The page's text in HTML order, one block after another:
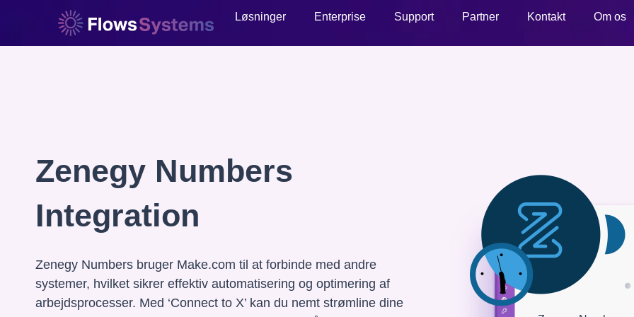
Løsninger Enterprise Support Partner Kontakt Om os
Zenegy Numbers
Integration
Zenegy Numbers bruger Make.com til at forbinde med andre
systemer, hvilket sikrer effektiv automatisering og optimering af
arbejdsprocesser. Med ‘Connect to X’ kan du nemt strømline dine